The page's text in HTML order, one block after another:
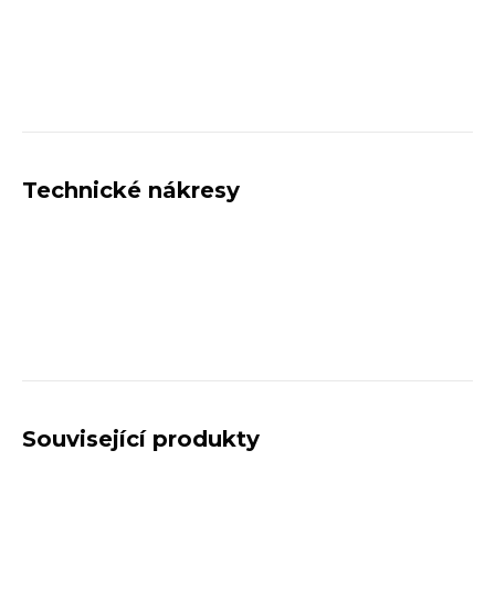
Technické nákresy
Související produkty